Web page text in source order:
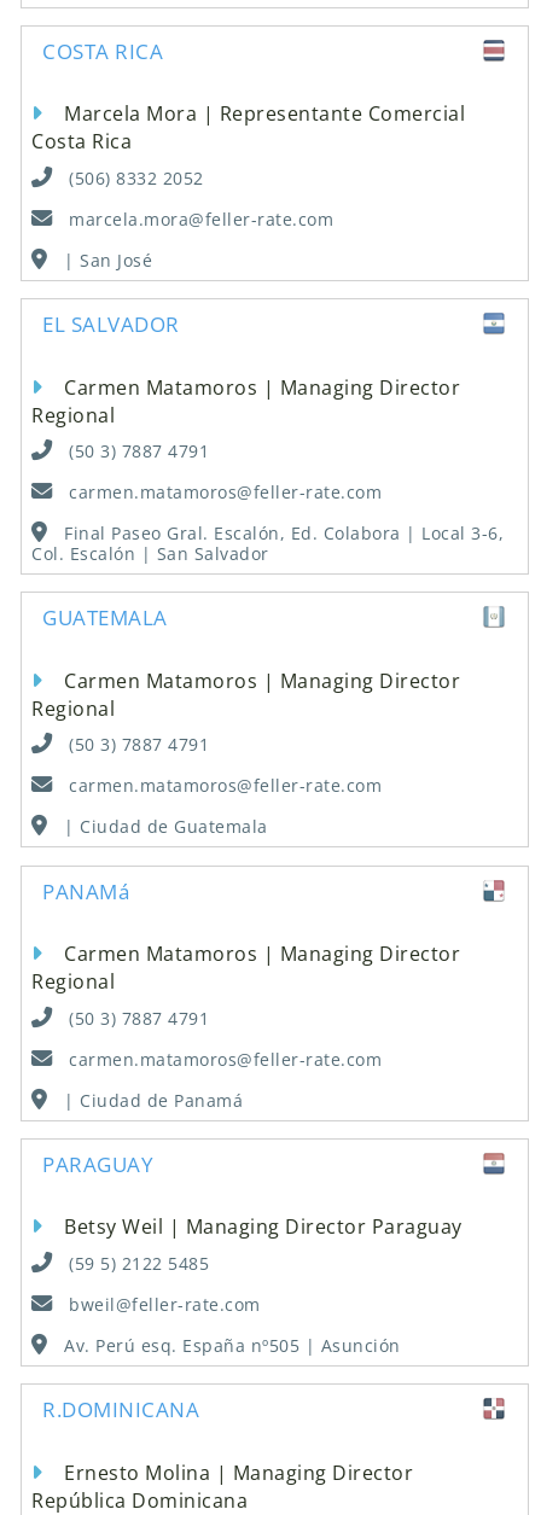
COSTA RICA
Marcela Mora | Representante Comercial
Costa Rica
(506) 8332 2052
marcela.mora@feller-rate.com
| San José
EL SALVADOR
Carmen Matamoros | Managing Director
Regional
(50 3) 7887 4791
carmen.matamoros@feller-rate.com
Final Paseo Gral. Escalón, Ed. Colabora | Local 3-6,
Col. Escalón | San Salvador
GUATEMALA
Carmen Matamoros | Managing Director
Regional
(50 3) 7887 4791
carmen.matamoros@feller-rate.com
| Ciudad de Guatemala
PANAMá
Carmen Matamoros | Managing Director
Regional
(50 3) 7887 4791
carmen.matamoros@feller-rate.com
| Ciudad de Panamá
PARAGUAY
Betsy Weil | Managing Director Paraguay
(59 5) 2122 5485
bweil@feller-rate.com
Av. Perú esq. España nº505 | Asunción
R.DOMINICANA
Ernesto Molina | Managing Director
República Dominicana